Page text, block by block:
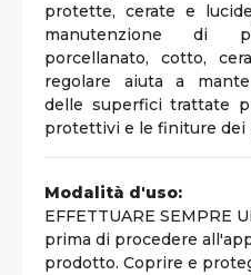
protette, cerate e
manutenzione di
porcellanato, cotto,
regolare aiuta a
delle superfici trattate
protettivi e le finiture dei
Modalità d'uso:
EFFETTUARE SEMPRE
prima di procedere
prodotto. Coprire e